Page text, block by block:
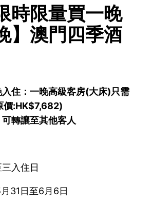
時限量買一晚
】澳門四季酒
住：一晚高級客房(大床)只需
價:HK$7,682)
轉讓至其他客人
入住日
31日至6月6日